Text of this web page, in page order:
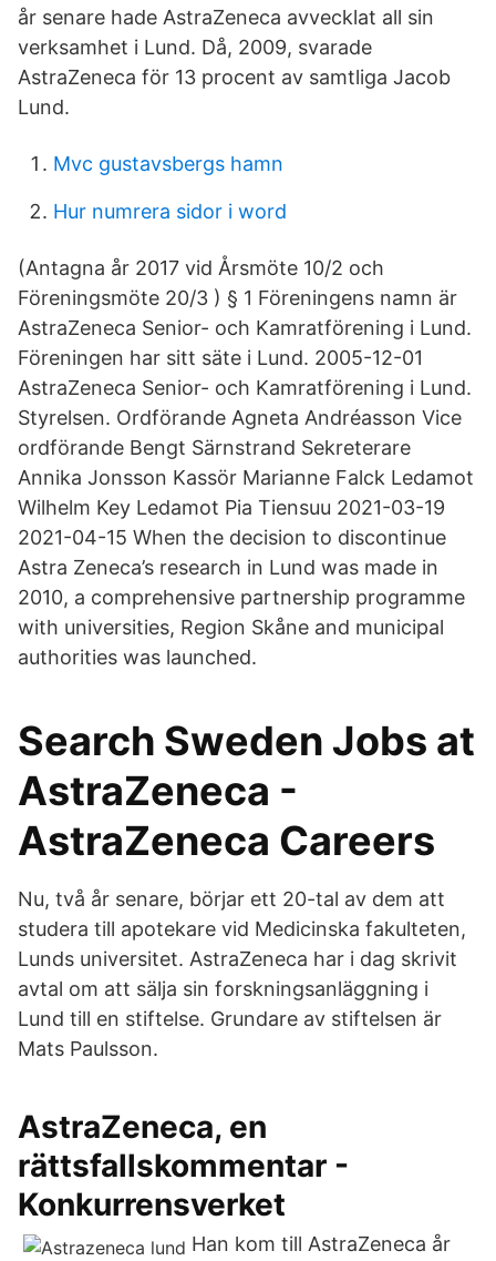
år senare hade AstraZeneca avvecklat all sin
verksamhet i Lund. Då, 2009, svarade
AstraZeneca för 13 procent av samtliga Jacob
Lund.
Mvc gustavsbergs hamn
Hur numrera sidor i word
(Antagna år 2017 vid Årsmöte 10/2 och
Föreningsmöte 20/3 ) § 1 Föreningens namn är
AstraZeneca Senior- och Kamratförening i Lund.
Föreningen har sitt säte i Lund. 2005-12-01
AstraZeneca Senior- och Kamratförening i Lund.
Styrelsen. Ordförande Agneta Andréasson Vice
ordförande Bengt Särnstrand Sekreterare
Annika Jonsson Kassör Marianne Falck Ledamot
Wilhelm Key Ledamot Pia Tiensuu 2021-03-19
2021-04-15 When the decision to discontinue
Astra Zeneca’s research in Lund was made in
2010, a comprehensive partnership programme
with universities, Region Skåne and municipal
authorities was launched.
Search Sweden Jobs at
AstraZeneca -
AstraZeneca Careers
Nu, två år senare, börjar ett 20-tal av dem att
studera till apotekare vid Medicinska fakulteten,
Lunds universitet. AstraZeneca har i dag skrivit
avtal om att sälja sin forskningsanläggning i
Lund till en stiftelse. Grundare av stiftelsen är
Mats Paulsson.
AstraZeneca, en
rättsfallskommentar -
Konkurrensverket
Han kom till AstraZeneca år